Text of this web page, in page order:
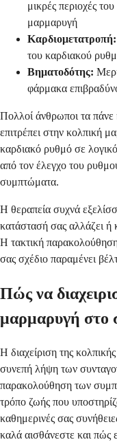
μικρές περιοχές
μαρμαρυγή
Καρδιομετατροπή:
του καρδιακού
Βηματοδότης:
φάρμακα
Πολλοί άνθρωποι τα πάνε
επιτρέπει στην κολπική
καρδιακό ρυθμό σε
από τον έλεγχο του
συμπτώματα.
Η θεραπεία συχνά
κατάστασή σας αλλάζει ή
Η τακτική παρακολούθηση
σας σχέδιο παραμένει
Πώς να
μαρμαρυγή στο
Η διαχείριση της
συνεπή λήψη των
παρακολούθηση των
τρόπο ζωής που
καθημερινές σας
καλά αισθάνεστε και πώς